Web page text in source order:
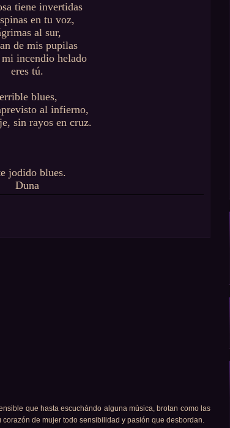
tiene invertidas
en tu voz,
al sur,
de mis pupilas
mi incendio helado
eres tú.
blues,
al infierno,
sin rayos en cruz.
jodido blues.
Duna
que hasta escuchándo alguna música, brotan como las
de mujer todo sensibilidad y pasión que desbordan.